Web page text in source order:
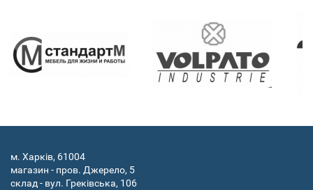
м. Харків, 61004
магазин - пров. Джерело, 5
склад - вул. Греківська, 106